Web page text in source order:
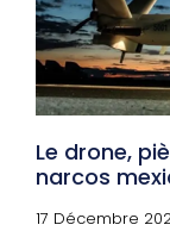
Le drone,
narcos
17 Décembre